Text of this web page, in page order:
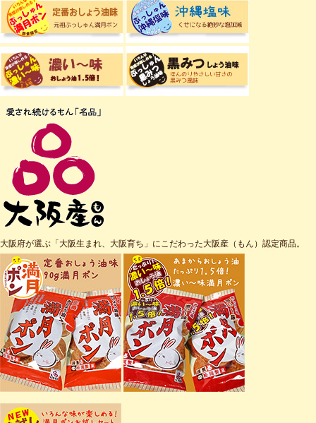
大阪府が選ぶ「大阪生まれ、大阪育ち」にこだわった大阪産（もん）認定商品。